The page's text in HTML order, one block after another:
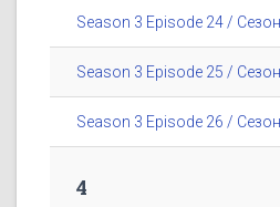
Season 3 Episode 24 /
Season 3 Episode 25 /
Season 3 Episode 26 /
4